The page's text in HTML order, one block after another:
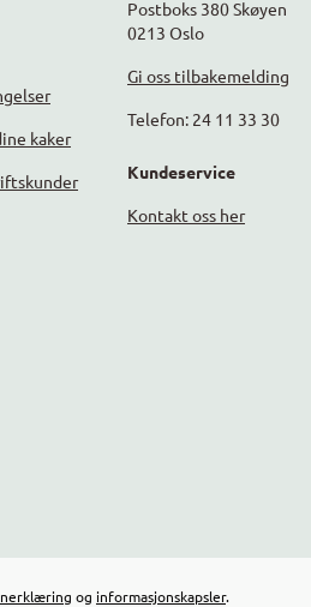
kaker
Postboks 380 Skøyen
0213 Oslo
Gi oss tilbakemelding
Telefon: 24 11 33 30
Kundeservice
Kontakt oss her
og informasjonskapsler.